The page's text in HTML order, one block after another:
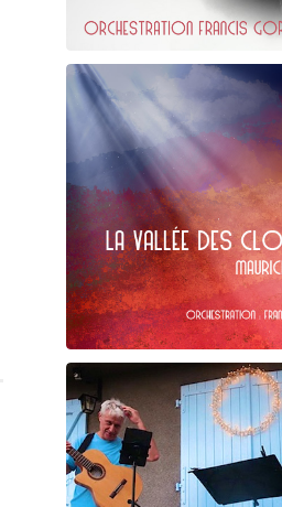
Erik Satie
D'une manière particulière
Maurice Ravel
La Vallée des cloches